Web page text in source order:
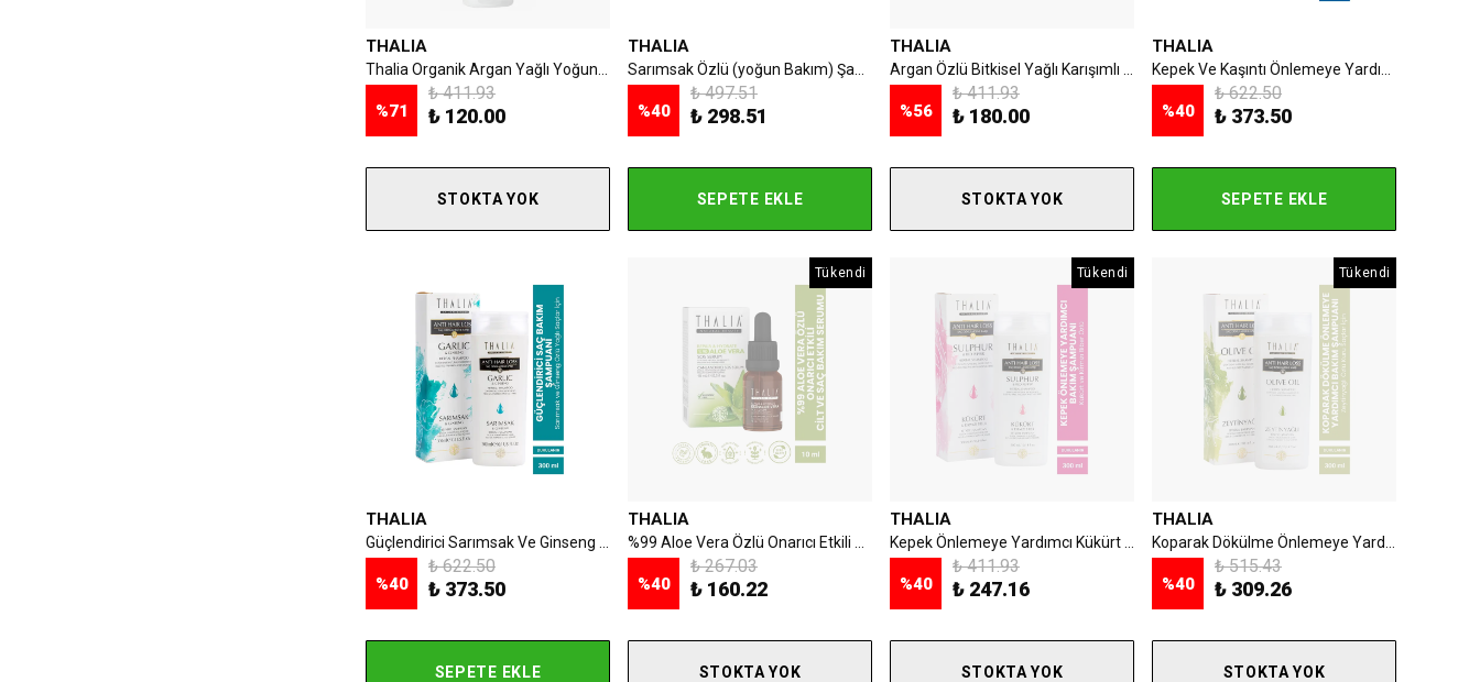
THALIA
%71
₺ 411.93
₺ 120.00
STOKTA YOK
THALIA
%40
₺ 497.51
₺ 298.51
SEPETE EKLE
THALIA
%56
₺ 411.93
₺ 180.00
STOKTA YOK
THALIA
%40
₺ 622.50
₺ 373.50
SEPETE EKLE
THALIA
%40
₺ 622.50
₺ 373.50
SEPETE EKLE
Tükendi
THALIA
%40
₺ 267.03
₺ 160.22
STOKTA YOK
Tükendi
THALIA
%40
₺ 411.93
₺ 247.16
STOKTA YOK
Tükendi
THALIA
%40
₺ 515.43
₺ 309.26
STOKTA YOK